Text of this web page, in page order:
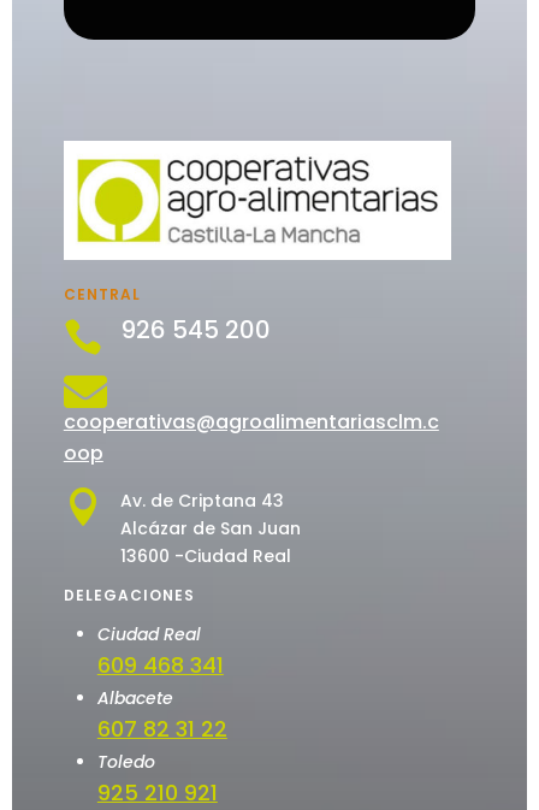
CENTRAL
 926 545 200

cooperativas@agroalimentariasclm.c
oop

Av. de Criptana 43
Alcázar de San Juan
13600 -Ciudad Real
DELEGACIONES
Ciudad Real
609 468 341
Albacete
607 82 31 22
Toledo
925 210 921